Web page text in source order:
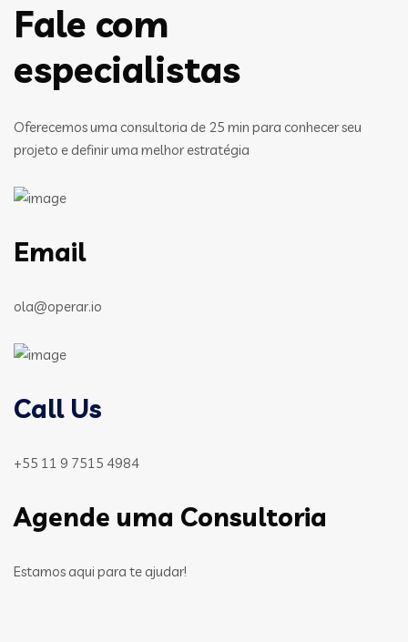
Fale com
especialistas
Oferecemos uma consultoria de 25 min para conhecer seu
projeto e definir uma melhor estratégia
Email
ola@operar.io
Call Us
+55 11 9 7515 4984
Agende uma Consultoria
Estamos aqui para te ajudar!